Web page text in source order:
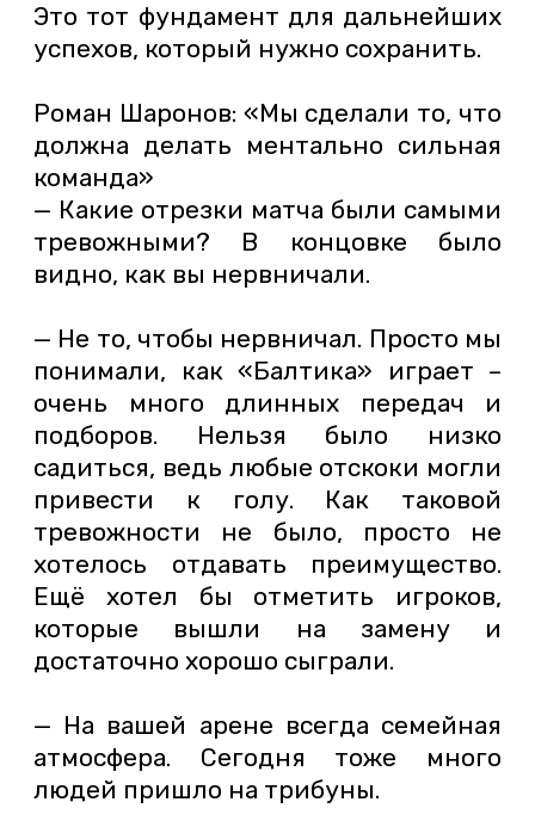
Это тот фундамент для дальнейших
успехов, который нужно сохранить.
Роман Шаронов: «Мы сделали то, что
должна делать ментально сильная
команда»
— Какие отрезки матча были самыми
тревожными? В концовке было
видно, как вы нервничали.
— Не то, чтобы нервничал. Просто мы
понимали, как «Балтика» играет –
очень много длинных передач и
подборов. Нельзя было низко
садиться, ведь любые отскоки могли
привести к голу. Как таковой
тревожности не было, просто не
хотелось отдавать преимущество.
Ещё хотел бы отметить игроков,
которые вышли на замену и
достаточно хорошо сыграли.
— На вашей арене всегда семейная
атмосфера. Сегодня тоже много
людей пришло на трибуны.